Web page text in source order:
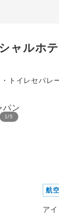
ャル
トイレセパレ
1/5
ザ パ
航
ア